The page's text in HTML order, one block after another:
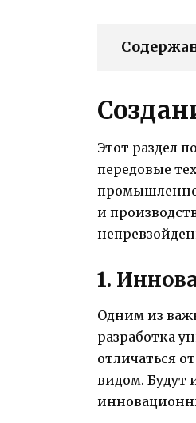
Этот раздел
передовые
и
1.
Одним из
разработка
отличаться
видом. Будут